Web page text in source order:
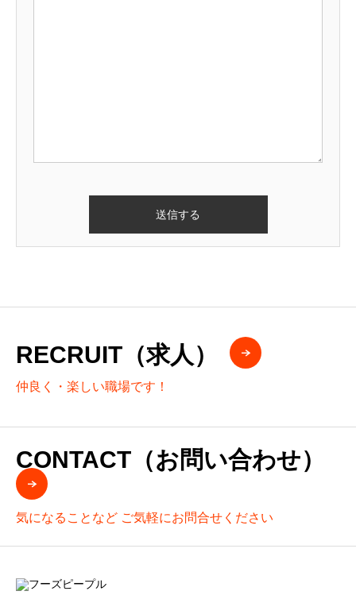
RECRUIT（求人）
仲良く・楽しい職場です！
CONTACT（お問い合わせ）
気になることなど ご気軽にお問合せください